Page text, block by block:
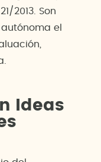
2013. Son
el
Ideas